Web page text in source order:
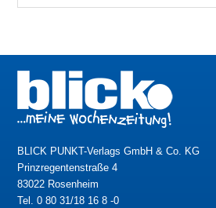
BLICK PUNKT-Verlags GmbH & Co. KG
Prinzregentenstraße 4
83022 Rosenheim
Tel. 0 80 31/18 16 8 -0